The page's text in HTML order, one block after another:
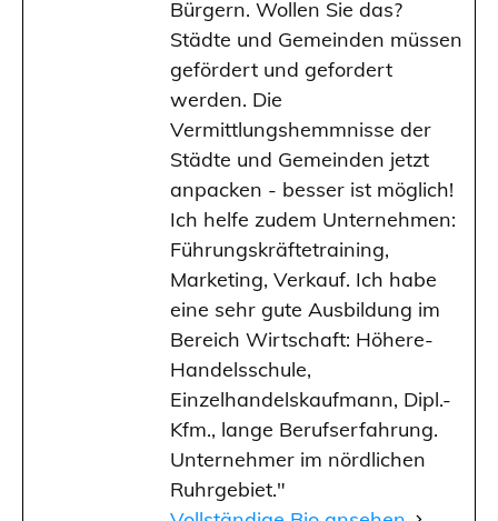
Bürgern. Wollen Sie das?
Städte und Gemeinden müssen
gefördert und gefordert
werden. Die
Vermittlungshemmnisse der
Städte und Gemeinden jetzt
anpacken - besser ist möglich!
Ich helfe zudem Unternehmen:
Führungskräftetraining,
Marketing, Verkauf. Ich habe
eine sehr gute Ausbildung im
Bereich Wirtschaft: Höhere-
Handelsschule,
Einzelhandelskaufmann, Dipl.-
Kfm., lange Berufserfahrung.
Unternehmer im nördlichen
Ruhrgebiet."